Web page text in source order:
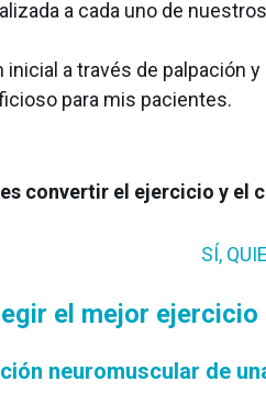
a cada uno de
inicial a través de palpación
para mis pacientes.
convertir el ejercicio y el
SÍ,
el mejor
neuromuscular de